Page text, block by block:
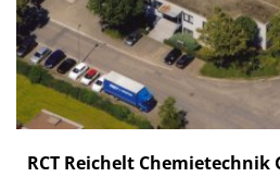
RCT Reichelt Chemietechnik